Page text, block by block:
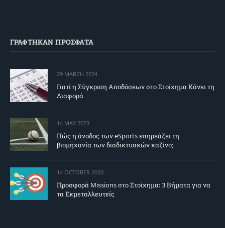
ΓΡΑΦΤΗΚΑΝ ΠΡΟΣΦΑΤΑ
29 MARCH 2024
Γιατί η Σύγκριση Αποδόσεων στο Στοίχημα Κάνει τη
Διαφορά
14 MAY 2023
Πώς η άνοδος των eSports επηρεάζει τη
βιομηχανία των διαδικτυακών καζίνο;
14 OCTOBER 2020
Προσφορά Missions στο Στοίχημα: 3 Βήματα για να
τα Εκμεταλλευτείς